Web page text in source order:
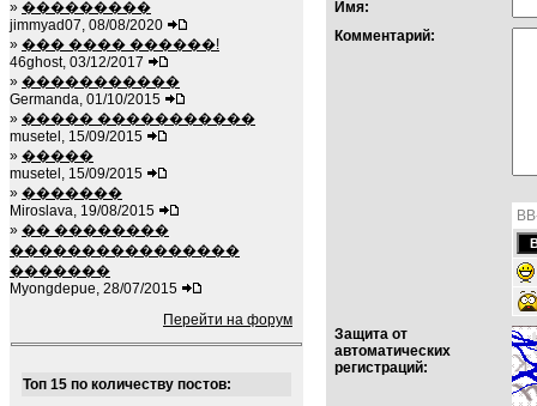
» ���������
jimmyad07, 08/08/2020
» ��� ���� ������!
46ghost, 03/12/2017
» �����������
Germanda, 01/10/2015
» ����� �����������
musetel, 15/09/2015
» �����
musetel, 15/09/2015
» �������
Miroslava, 19/08/2015
» �� ��������
����������������
�������
Myongdepue, 28/07/2015
Перейти на форум
Топ 15 по количеству постов:
Имя:
Комментарий:
Защита от
автоматических
регистраций: